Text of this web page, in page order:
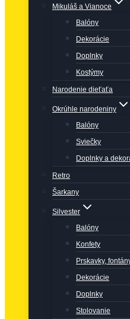
Mikuláš a Vianoce
Balóny
Dekorácie
Doplnky
Kostýmy
Narodenie dieťaťa
Okrúhle narodeniny
Balóny
Sviečky
Doplnky a
Retro
Šarkany
Silvester
Balóny
Konfety
Prskavky,
Dekorácie
Doplnky
Stolovanie